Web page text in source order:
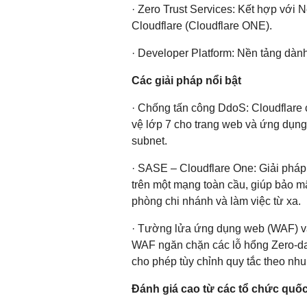
· Zero Trust Services: Kết hợp với
Cloudflare (Cloudflare ONE).
· Developer Platform: Nền tảng
Các giải pháp nổi bật
· Chống tấn công DdoS:
vệ lớp 7 cho trang web và ứng
subnet.
· SASE – Cloudflare One: Giải
trên một mạng toàn cầu, giúp bảo
phòng chi nhánh và làm việc từ xa.
· Tường lửa ứng dụng web (WAF)
WAF ngăn chặn các lỗ hổng Zero-
cho phép tùy chỉnh quy tắc theo
Đánh giá cao từ các tổ chức